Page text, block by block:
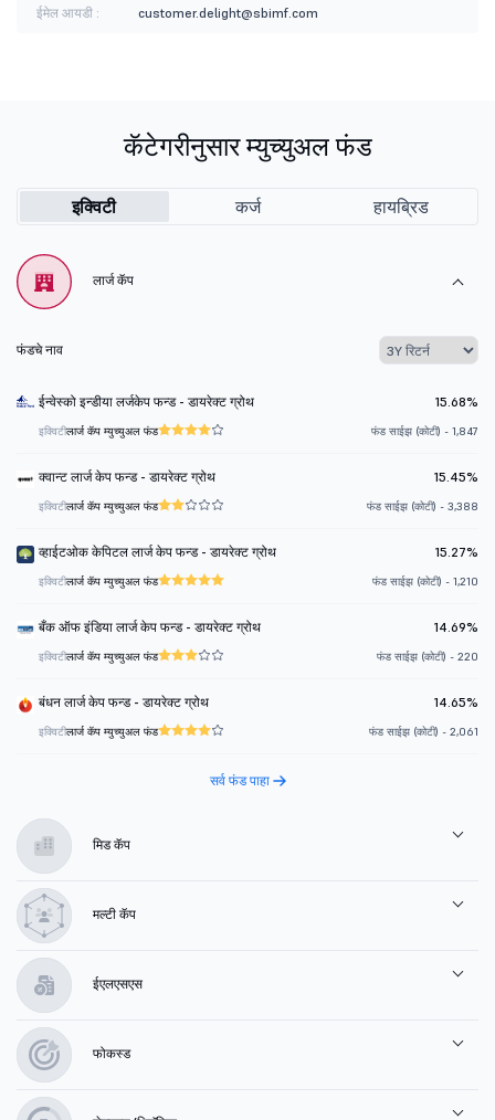
ईमेल आयडी :
customer.delight@sbimf.com
कॅटेगरीनुसार म्युच्युअल फंड
इक्विटी कर्ज हायब्रिड
लार्ज कॅप
फंडचे नाव
ईन्वेस्को इन्डीया लर्जकेप फन्ड - डायरेक्ट ग्रोथ 15.68%
इक्विटीलार्ज कॅप म्युच्युअल फंड फंड साईझ (कोटी) - 1,847
क्वान्ट लार्ज केप फन्ड - डायरेक्ट ग्रोथ 15.45%
इक्विटीलार्ज कॅप म्युच्युअल फंड फंड साईझ (कोटी) - 3,388
व्हाईटओक केपिटल लार्ज केप फन्ड - डायरेक्ट ग्रोथ 15.27%
इक्विटीलार्ज कॅप म्युच्युअल फंड फंड साईझ (कोटी) - 1,210
बँक ऑफ इंडिया लार्ज केप फन्ड - डायरेक्ट ग्रोथ 14.69%
इक्विटीलार्ज कॅप म्युच्युअल फंड फंड साईझ (कोटी) - 220
बंधन लार्ज केप फन्ड - डायरेक्ट ग्रोथ 14.65%
इक्विटीलार्ज कॅप म्युच्युअल फंड फंड साईझ (कोटी) - 2,061
सर्व फंड पाहा
मिड कॅप
मल्टी कॅप
ईएलएसएस
फोकस्ड